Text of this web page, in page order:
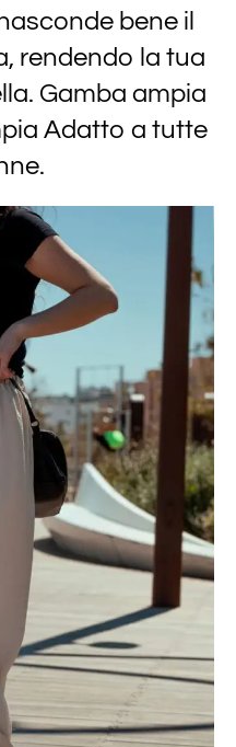
bene il
rendendo la tua
Gamba ampia
Adatto a tutte